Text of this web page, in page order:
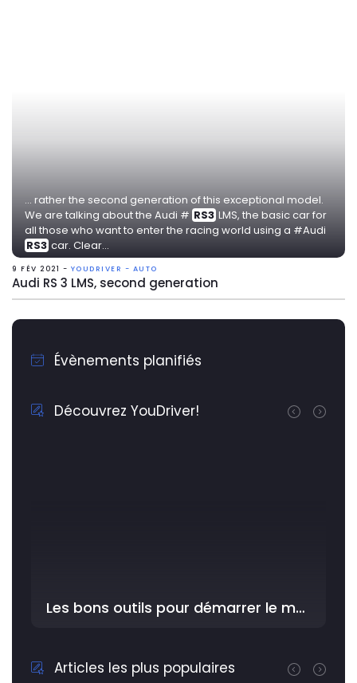
... rather the second generation of this exceptional model.
We are talking about the Audi # RS3 LMS, the basic car for
all those who want to enter the racing world using a #Audi
RS3 car. Clear...
9 FÉV 2021 - YOUDRIVER - AUTO
Audi RS 3 LMS, second generation
Évènements planifiés
Découvrez YouDriver!
Les bons outils pour démarrer le meilleur avec YouDriver dans l'Atelier
Articles les plus populaires